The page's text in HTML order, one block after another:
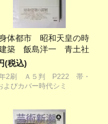
体都市 昭和天皇の時
築 飯島洋一 青土社
(税込)
2刷 Ａ５判 P222 帯・
よびカバー時代シミ